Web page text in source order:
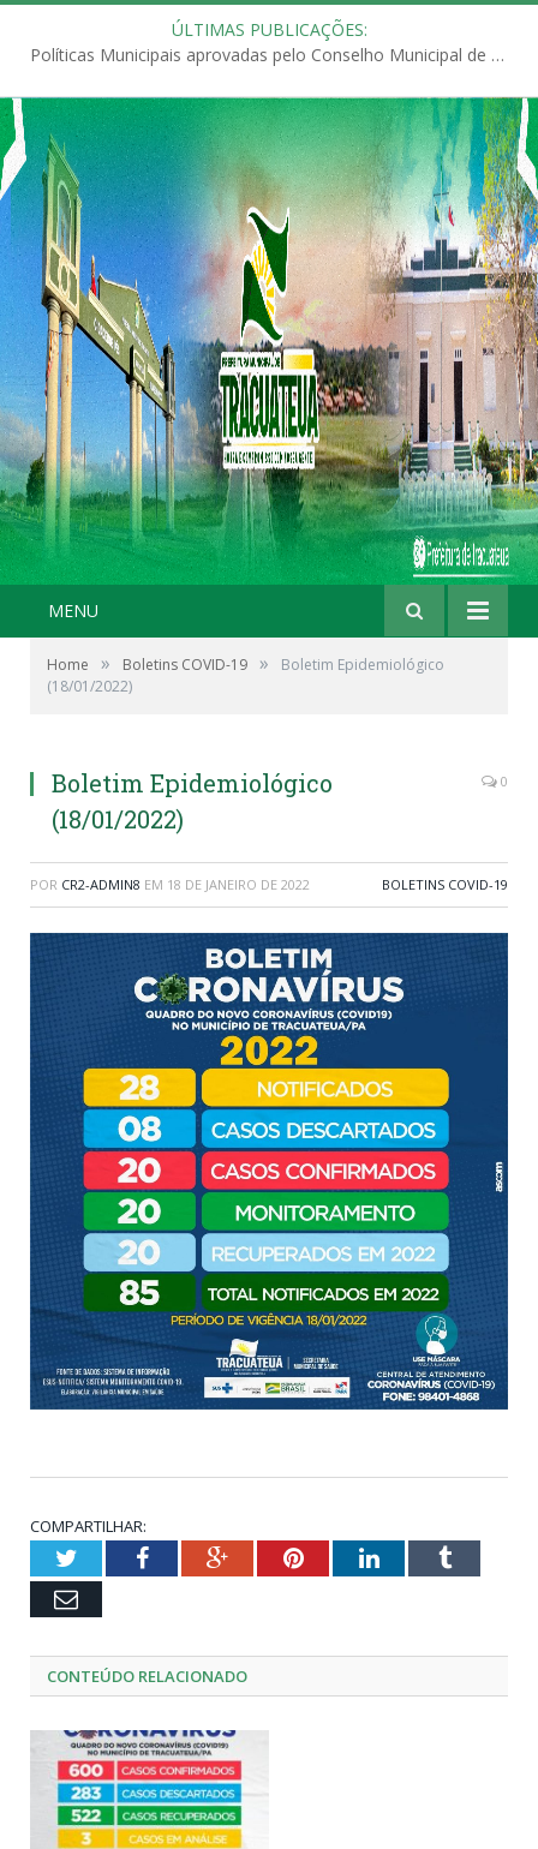
ÚLTIMAS PUBLICAÇÕES:
Políticas Municipais aprovadas pelo Conselho Municipal de Educação (CME)
MENU
Home » Boletins COVID-19 »
Boletim Epidemiológico
(18/01/2022)
Boletim Epidemiológico
(18/01/2022)
0
POR CR2-ADMIN8 EM 18 DE JANEIRO DE 2022 BOLETINS COVID-19
COMPARTILHAR:
TwitterFacebookGoogle+PinterestLinkedInTumblr
Email
CONTEÚDO RELACIONADO